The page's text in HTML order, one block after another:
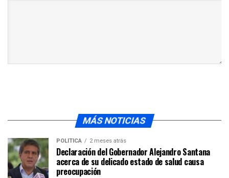
MÁS NOTICIAS
POLÍTICA 2 meses atrás
Declaración del Gobernador Alejandro Santana
acerca de su delicado estado de salud causa
preocupación